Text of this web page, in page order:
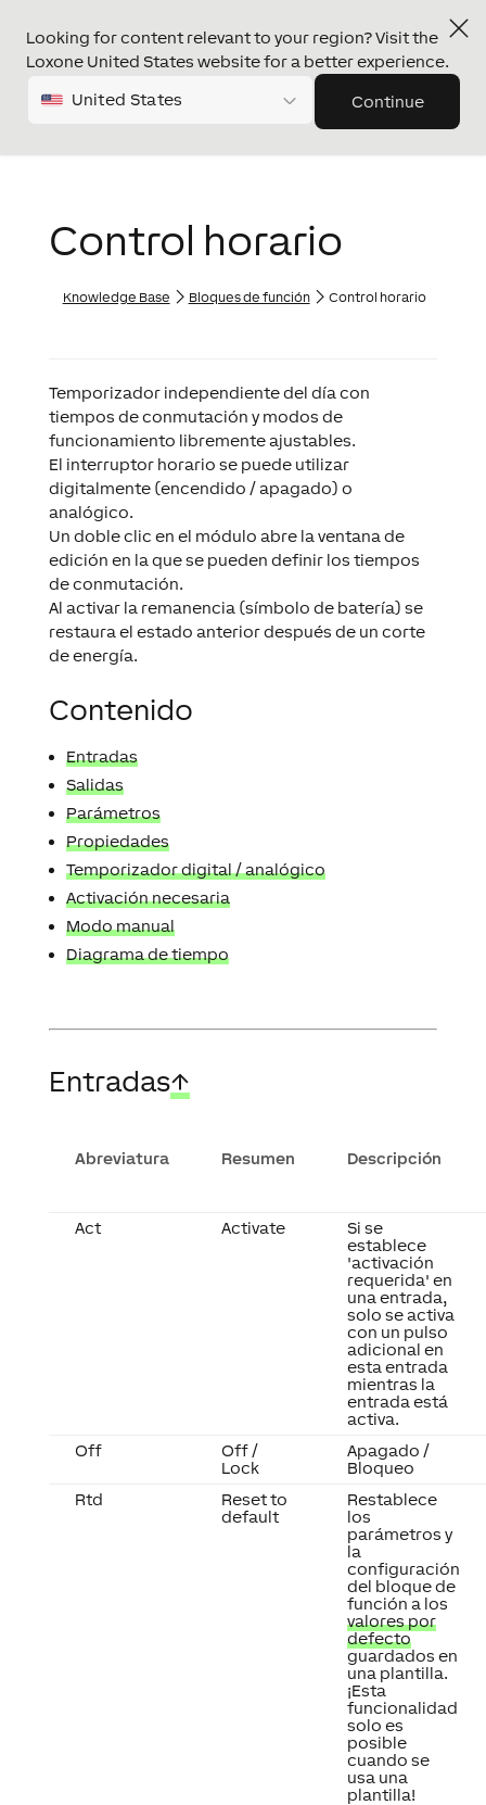
Looking for content relevant to your region? Visit the
Loxone United States website for a better experience.
United States Continue
Control horario
Knowledge Base Bloques de función Control horario
Temporizador independiente del día con
tiempos de conmutación y modos de
funcionamiento libremente ajustables.
El interruptor horario se puede utilizar
digitalmente (encendido / apagado) o
analógico.
Un doble clic en el módulo abre la ventana de
edición en la que se pueden definir los tiempos
de conmutación.
Al activar la remanencia (símbolo de batería) se
restaura el estado anterior después de un corte
de energía.
Contenido
Entradas
Salidas
Parámetros
Propiedades
Temporizador digital / analógico
Activación necesaria
Modo manual
Diagrama de tiempo
Entradas↑
Abreviatura Resumen Descripción
Act Activate
Si se
establece
'activación
requerida' en
una entrada,
solo se activa
con un pulso
adicional en
esta entrada
mientras la
entrada está
activa.
Off
Off /
Lock
Apagado /
Bloqueo
Rtd
Reset to
default
Restablece
los
parámetros y
la
configuración
del bloque de
función a los
valores por
defecto
guardados en
una plantilla.
¡Esta
funcionalidad
solo es
posible
cuando se
usa una
plantilla!